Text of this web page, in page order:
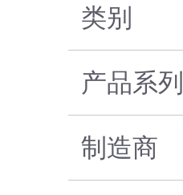
类别
产品系列
制造商